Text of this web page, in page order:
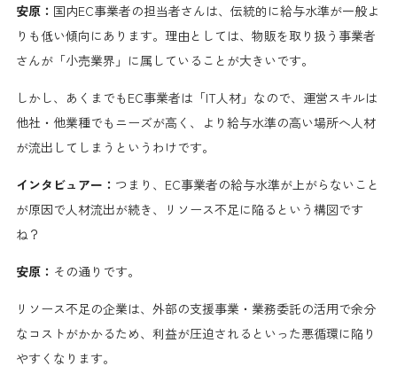
安原： 国内EC事業者の担当者さんは、伝統的に給与水準が一般よ
りも低い傾向にあります。理由としては、物販を取り扱う事業者
さんが「小売業界」に属していることが大きいです。
しかし、あくまでもEC事業者は「IT人材」なので、運営スキルは
他社・他業種でもニーズが高く、より給与水準の高い場所へ人材
が流出してしまうというわけです。
インタビュアー： つまり、EC事業者の給与水準が上がらないこと
が原因で人材流出が続き、リソース不足に陥るという構図です
ね？
安原： その通りです。
リソース不足の企業は、外部の支援事業・業務委託の活用で余分
なコストがかかるため、利益が圧迫されるといった悪循環に陥り
やすくなります。